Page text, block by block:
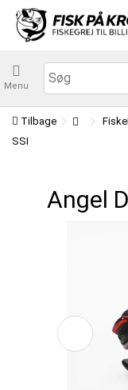
Menu
Tilbage
SSI
Angel